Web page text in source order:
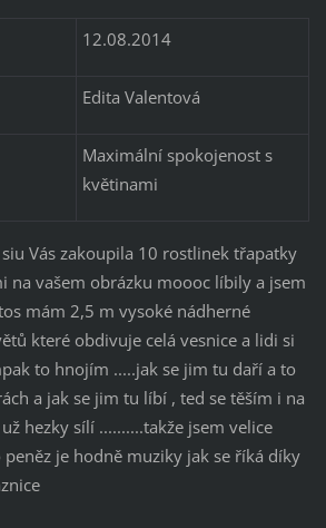
12.08.2014
Edita Valentová
Maximální spokojenost s
květinami
Vás zakoupila 10 rostlinek třapatky
na vašem obrázku moooc líbily a jsem
mám 2,5 m vysoké nádherné
které obdivuje celá vesnice a lidi si
to hnojím .....jak se jim tu daří a to
a jak se jim tu líbí , ted se těším i na
hezky sílí ..........takže jsem velice
peněz je hodně muziky jak se říká díky